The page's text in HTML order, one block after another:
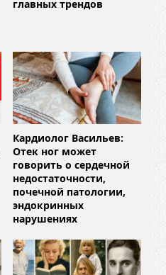
главных трендов
Кардиолог Васильев:
Отек ног может
говорить о сердечной
недостаточности,
почечной патологии,
эндокринных
нарушениях